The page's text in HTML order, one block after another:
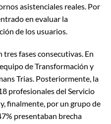
asistenciales reales. Por
en evaluar la
de los usuarios.
tres fases consecutivas. En
de Transformación y
Trias. Posteriormente, la
profesionales del Servicio
finalmente, por un grupo de
presentaban brecha